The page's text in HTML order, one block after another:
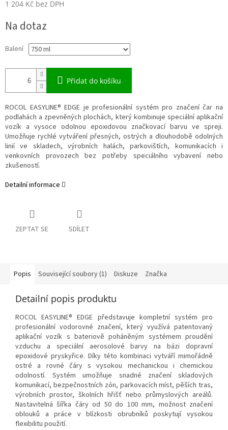
1 204 Kč bez DPH
cena:
Na dotaz
Balení
Přidat do košíku
ROCOL EASYLINE® EDGE je profesionální systém pro značení čar na
podlahách a zpevněných plochách, který kombinuje speciální aplikační
vozík a vysoce odolnou epoxidovou značkovací barvu ve spreji.
Umožňuje rychlé vytváření přesných, ostrých a dlouhodobě odolných
linií ve skladech, výrobních halách, parkovištích, komunikacích i
venkovních provozech bez potřeby speciálního vybavení nebo
zkušeností.
Detailní informace
ZEPTAT SE SDÍLET
Popis Související soubory (1) Diskuze Značka
Detailní popis produktu
ROCOL EASYLINE® EDGE představuje kompletní systém pro
profesionální vodorovné značení, který využívá patentovaný
aplikační vozík s bateriově poháněným systémem proudění
vzduchu a speciální aerosolové barvy na bázi dopravní
epoxidové pryskyřice. Díky této kombinaci vytváří mimořádně
ostré a rovné čáry s vysokou mechanickou i chemickou
odolností.Systém umožňuje snadné značení skladových
komunikací, bezpečnostních zón, parkovacích míst, pěších tras,
výrobních prostor, školních hřišť nebo průmyslových areálů.
Nastavitelná šířka čáry od 50 do 100 mm, možnost značení
oblouků a práce v blízkosti obrubníků poskytují vysokou
flexibilitu použití.